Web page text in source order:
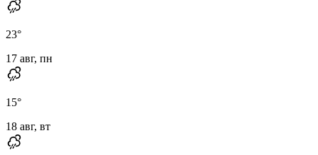
23°
17 авг, пн
15°
18 авг, вт